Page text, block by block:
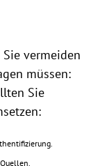
vermeiden
müssen:
Sie